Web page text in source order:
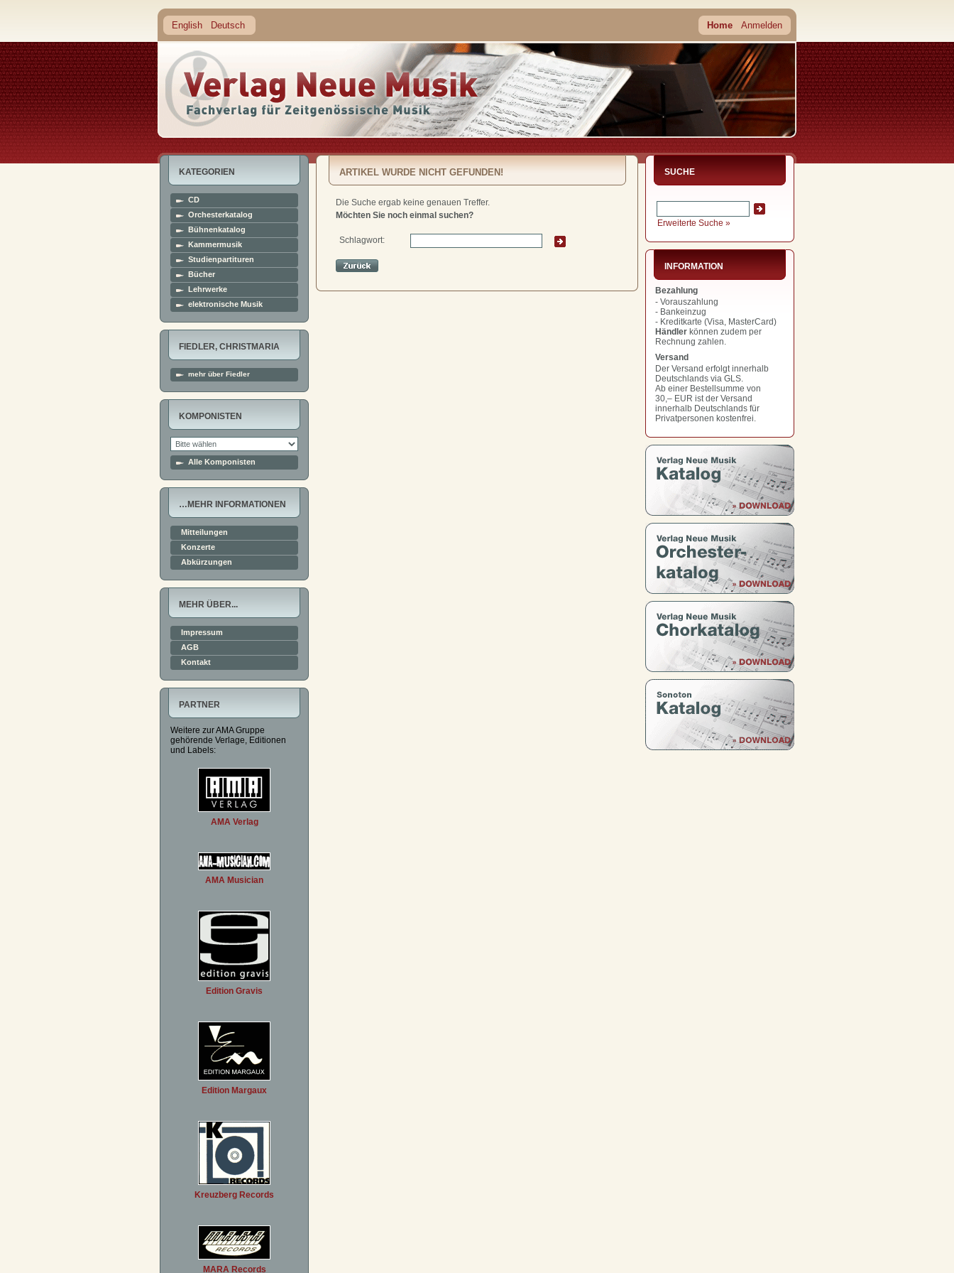
English Deutsch Home Anmelden
KATEGORIEN
CD
Orchesterkatalog
Bühnenkatalog
Kammermusik
Studienpartituren
Bücher
Lehrwerke
elektronische Musik
FIEDLER, CHRISTMARIA
mehr über Fiedler
KOMPONISTEN
Alle Komponisten
…MEHR INFORMATIONEN
Mitteilungen
Konzerte
Abkürzungen
MEHR ÜBER...
Impressum
AGB
Kontakt
PARTNER
Weitere zur AMA Gruppe
gehörende Verlage, Editionen
und Labels:
AMA Verlag
AMA Musician
Edition Gravis
Edition Margaux
Kreuzberg Records
MARA Records
SUCHE
Erweiterte Suche »
INFORMATION
Bezahlung
- Vorauszahlung
- Bankeinzug
- Kreditkarte (Visa, MasterCard)
Händler können zudem per
Rechnung zahlen.
Versand
Der Versand erfolgt innerhalb
Deutschlands via GLS.
Ab einer Bestellsumme von
30,– EUR ist der Versand
innerhalb Deutschlands für
Privatpersonen kostenfrei.
ARTIKEL WURDE NICHT GEFUNDEN!
Die Suche ergab keine genauen Treffer.
Möchten Sie noch einmal suchen?
Schlagwort: